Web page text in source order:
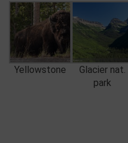
Yellowstone
Glacier nat.
park